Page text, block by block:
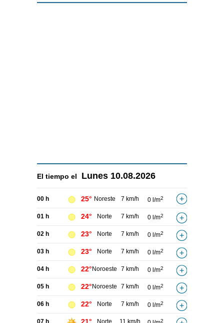
El tiempo el Lunes 10.08.2026
00 h 25° Noreste 7 km/h 0 l/m2
01 h 24° Norte 7 km/h 0 l/m2
02 h 23° Norte 7 km/h 0 l/m2
03 h 23° Norte 7 km/h 0 l/m2
04 h 22° Noroeste 7 km/h 0 l/m2
05 h 22° Noroeste 7 km/h 0 l/m2
06 h 22° Norte 7 km/h 0 l/m2
2